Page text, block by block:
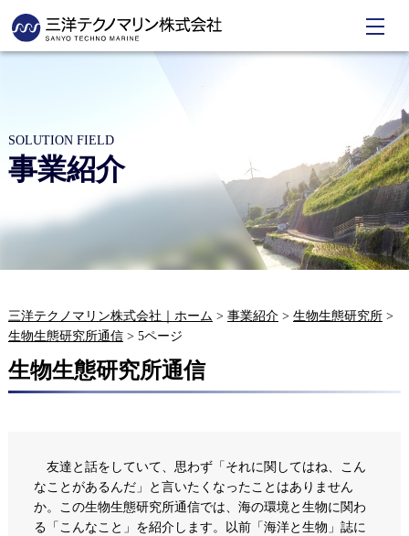
SOLUTION FIELD
事業紹介
三洋テクノマリン株式会社｜ホーム > 事業紹介 > 生物生態研究所 >
生物生態研究所通信 > 5ページ
生物生態研究所通信
友達と話をしていて、思わず「それに関してはね、こん
なことがあるんだ」と言いたくなったことはありません
か。この生物生態研究所通信では、海の環境と生物に関わ
る「こんなこと」を紹介します。以前「海洋と生物」誌に